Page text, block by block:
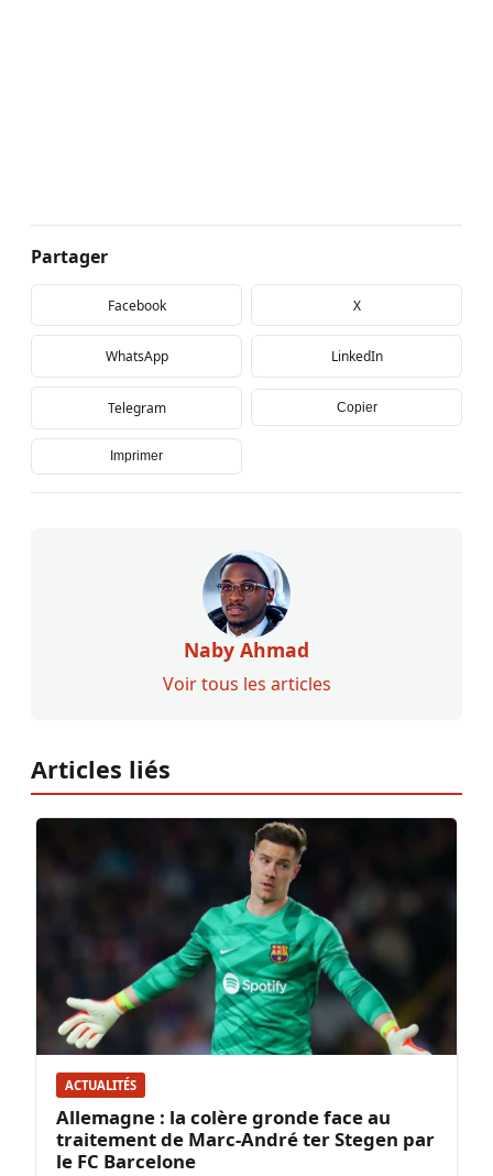
Partager
Facebook X
WhatsApp LinkedIn
Telegram Copier
Imprimer
Naby Ahmad
Voir tous les articles
Articles liés
ACTUALITÉS
Allemagne : la colère gronde face au
traitement de Marc-André ter Stegen par
le FC Barcelone